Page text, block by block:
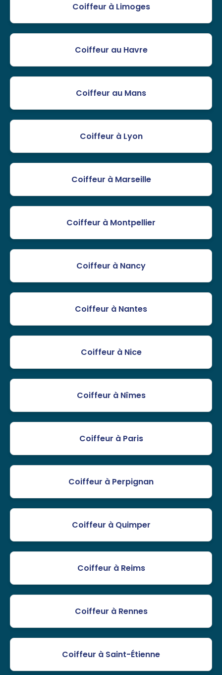
Coiffeur à Limoges
Coiffeur au Havre
Coiffeur au Mans
Coiffeur à Lyon
Coiffeur à Marseille
Coiffeur à Montpellier
Coiffeur à Nancy
Coiffeur à Nantes
Coiffeur à Nice
Coiffeur à Nîmes
Coiffeur à Paris
Coiffeur à Perpignan
Coiffeur à Quimper
Coiffeur à Reims
Coiffeur à Rennes
Coiffeur à Saint-Étienne